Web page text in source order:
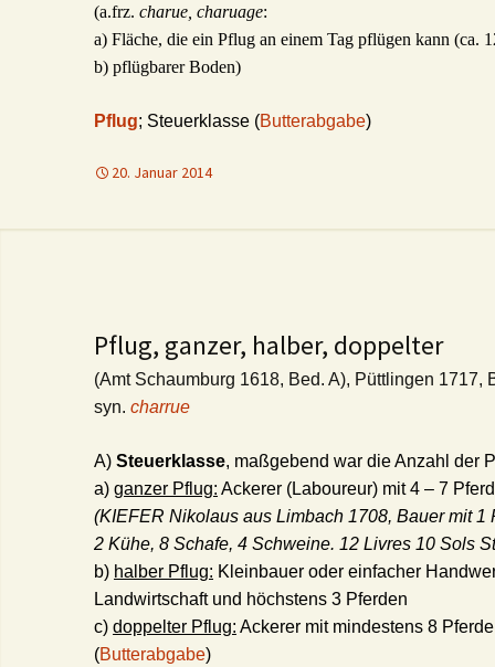
(a.frz. charue, charuage:
a) Fläche, die ein Pflug an einem Tag pflügen kann (ca.
b) pflügbarer Boden)
Pflug; Steuerklasse (Butterabgabe)
20. Januar 2014
Pflug, ganzer, halber, doppelter
(Amt Schaumburg 1618, Bed. A), Püttlingen 1717,
syn. charrue
A) Steuerklasse, maßgebend war die Anzahl der
a) ganzer Pflug: Ackerer (Laboureur) mit 4 – 7
(KIEFER Nikolaus aus Limbach 1708, Bauer mit 1
2 Kühe, 8 Schafe, 4 Schweine. 12 Livres 10 Sols
b) halber Pflug: Kleinbauer oder einfacher
Landwirtschaft und höchstens 3 Pferden
c) doppelter Pflug: Ackerer mit mindestens 8
(Butterabgabe)